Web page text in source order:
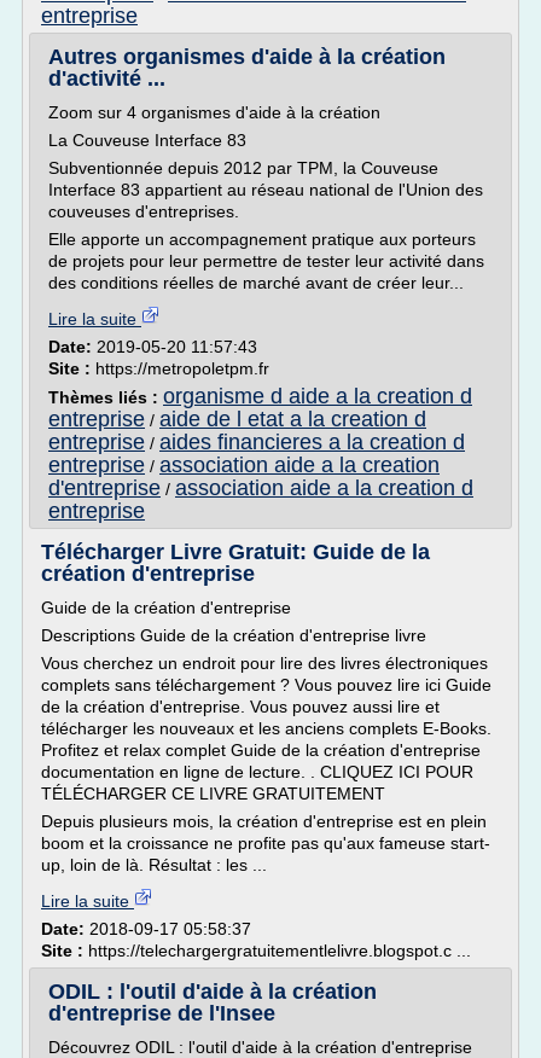
entreprise
Autres organismes d'aide à la création
d'activité ...
Zoom sur 4 organismes d'aide à la création
La Couveuse Interface 83
Subventionnée depuis 2012 par TPM, la Couveuse
Interface 83 appartient au réseau national de l'Union des
couveuses d'entreprises.
Elle apporte un accompagnement pratique aux porteurs
de projets pour leur permettre de tester leur activité dans
des conditions réelles de marché avant de créer leur...
Lire la suite
Date: 2019-05-20 11:57:43
Site : https://metropoletpm.fr
Thèmes liés : organisme d aide a la creation d
entreprise / aide de l etat a la creation d
entreprise / aides financieres a la creation d
entreprise / association aide a la creation
d'entreprise / association aide a la creation d
entreprise
Télécharger Livre Gratuit: Guide de la
création d'entreprise
Guide de la création d'entreprise
Descriptions Guide de la création d'entreprise livre
Vous cherchez un endroit pour lire des livres électroniques
complets sans téléchargement ? Vous pouvez lire ici Guide
de la création d'entreprise. Vous pouvez aussi lire et
télécharger les nouveaux et les anciens complets E-Books.
Profitez et relax complet Guide de la création d'entreprise
documentation en ligne de lecture. . CLIQUEZ ICI POUR
TÉLÉCHARGER CE LIVRE GRATUITEMENT
Depuis plusieurs mois, la création d'entreprise est en plein
boom et la croissance ne profite pas qu'aux fameuse start-
up, loin de là. Résultat : les ...
Lire la suite
Date: 2018-09-17 05:58:37
Site : https://telechargergratuitementlelivre.blogspot.c ...
ODIL : l'outil d'aide à la création
d'entreprise de l'Insee
Découvrez ODIL : l'outil d'aide à la création d'entreprise